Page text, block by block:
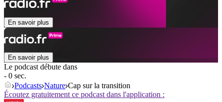
En savoir plus
En savoir plus
Le podcast débute dans
- 0 sec.
Podcasts Nature Cap sur la transition
Écoutez gratuitement ce podcast dans l'application :